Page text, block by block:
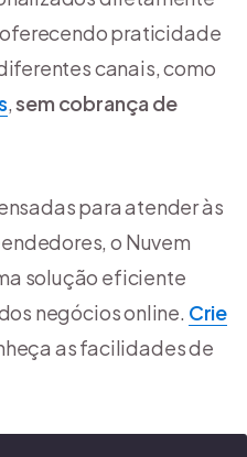
praticidade
canais, como
,sem cobrança de
para atender às
o Nuvem
solução eficiente
negócios online. Crie
as facilidades de